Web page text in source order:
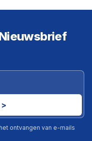
ontvangen van e-mails